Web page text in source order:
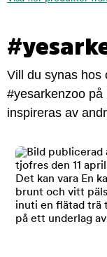
Vill du synas hos
#yesarkenzoo
inspireras av